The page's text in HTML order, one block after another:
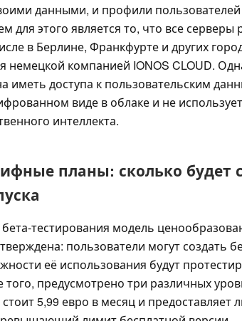
данными, и профили пользователей
для этого является то, что все
в Берлине, Франкфурте и других
немецкой компанией IONOS CLOUD.
иметь доступа к пользовательским
виде в облаке и не
интеллекта.
планы: сколько будет
тестирования модель
пользователи могут создать
её использования будут
предусмотрено три различных
5,99 евро в месяц и предоставляет